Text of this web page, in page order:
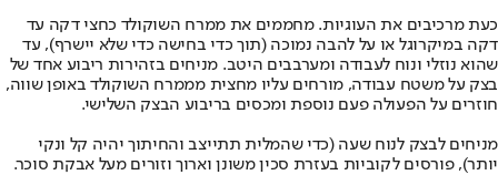
כעת מרכיבים את העוגיות. מחממים את ממרח השוקולד כחצי דקה עד
דקה במיקרוגל או על להבה נמוכה (תוך כדי בחישה כדי שלא יישרף), עד
שהוא נוזלי ונוח לעבודה ומערבבים היטב. מניחים בזהירות ריבוע אחד של
בצק על משטח עבודה, מורחים עליו מחצית מממרח השוקולד באופן שווה,
חוזרים על הפעולה פעם נוספת ומכסים בריבוע הבצק השלישי.
מניחים לבצק לנוח שעה (כדי שהמלית תתייצב והחיתוך יהיה קל ונקי
יותר), פורסים לקוביות בעזרת סכין משונן וארוך וזורים מעל אבקת סוכר.